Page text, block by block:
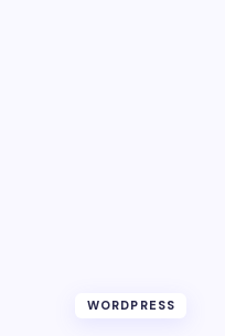
WORDPRESS